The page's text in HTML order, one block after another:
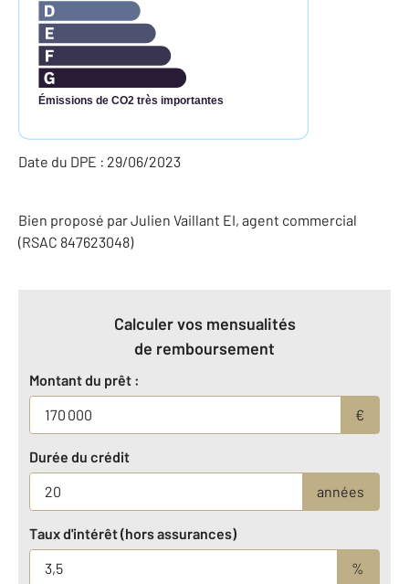
Émissions de CO2 très importantes
Date du DPE : 29/06/2023
Bien proposé parJulien Vaillant EI, agent commercial
(RSAC 847623048)
Calculer vos mensualités
de remboursement
Montant du prêt :
€
Durée du crédit
années
Taux d'intérêt (hors assurances)
%